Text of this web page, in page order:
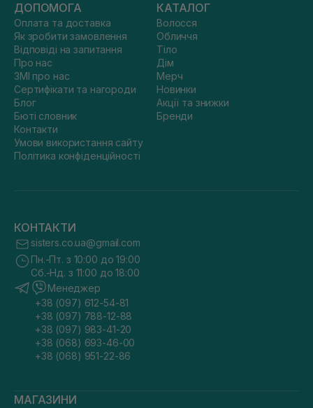
ДОПОМОГА
Оплата та доставка
Як зробити замовлення
Відповіді на запитання
Про нас
ЗМІ про нас
Сертифікати та нагороди
Блог
Бюті словник
Контакти
Умови використання сайту
Політика конфіденційності
КАТАЛОГ
Волосся
Обличчя
Тіло
Дім
Мерч
Новинки
Акції та знижки
Бренди
КОНТАКТИ
sisters.co.ua@gmail.com
Пн.-Пт. з 10:00 до 19:00
Сб.-Нд. з 11:00 до 18:00
Менеджер
+38 (097) 612-54-81
+38 (097) 788-12-88
+38 (097) 983-41-20
+38 (068) 693-46-00
+38 (068) 951-22-86
МАГАЗИНИ